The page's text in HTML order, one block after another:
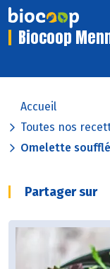
Biocoop
Accueil
Toutes nos
Omelette
Partager sur